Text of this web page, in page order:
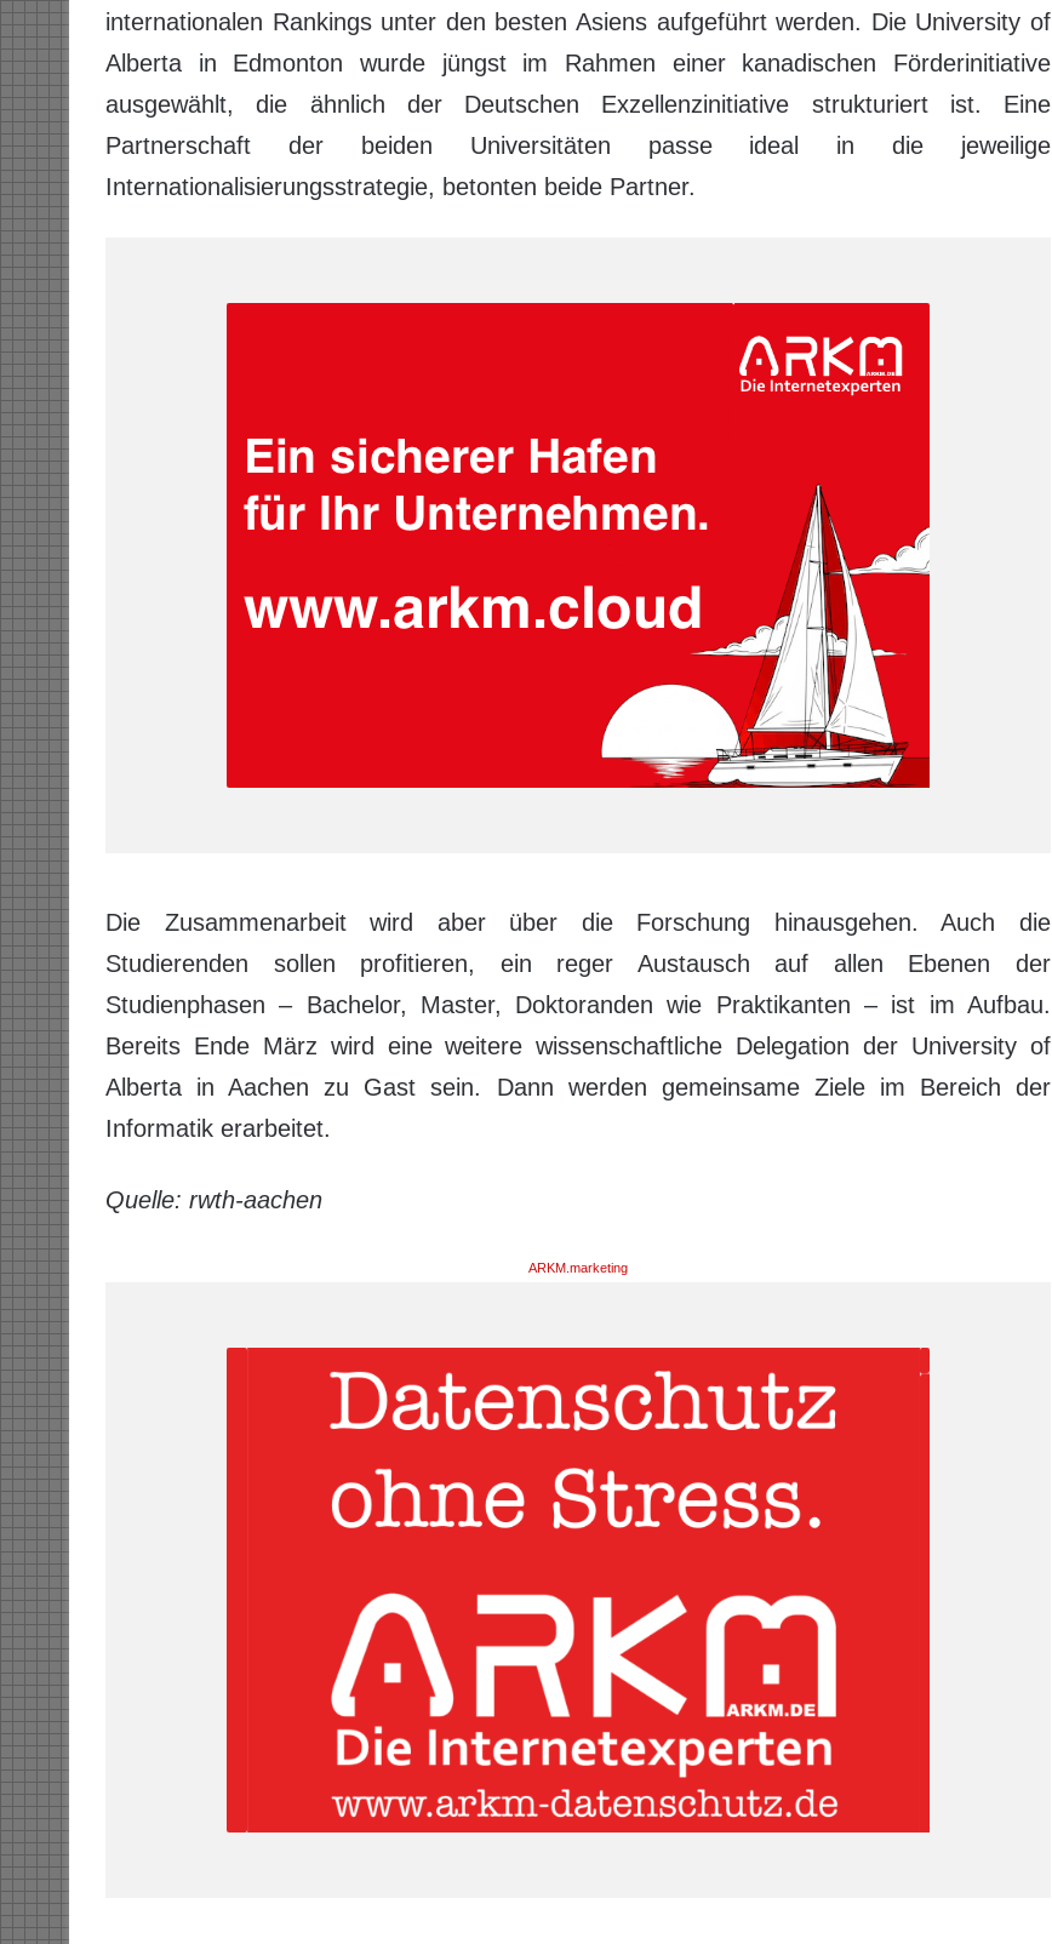
internationalen Rankings unter den besten Asiens aufgeführt werden. Die University of
Alberta in Edmonton wurde jüngst im Rahmen einer kanadischen Förderinitiative
ausgewählt, die ähnlich der Deutschen Exzellenzinitiative strukturiert ist. Eine
Partnerschaft der beiden Universitäten passe ideal in die jeweilige
Internationalisierungsstrategie, betonten beide Partner.
Die Zusammenarbeit wird aber über die Forschung hinausgehen. Auch die
Studierenden sollen profitieren, ein reger Austausch auf allen Ebenen der
Studienphasen – Bachelor, Master, Doktoranden wie Praktikanten – ist im Aufbau.
Bereits Ende März wird eine weitere wissenschaftliche Delegation der University of
Alberta in Aachen zu Gast sein. Dann werden gemeinsame Ziele im Bereich der
Informatik erarbeitet.
Quelle: rwth-aachen
ARKM.marketing